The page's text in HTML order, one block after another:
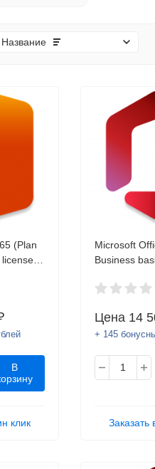
Название
(Plan
В
клик
Microsoft
Business
Цена 14
+ 145
Заказать